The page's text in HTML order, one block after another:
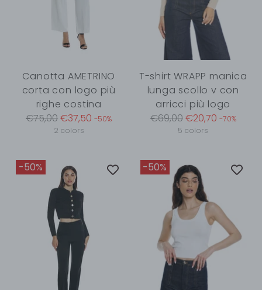
Canotta AMETRINO
corta con logo più
righe costina
Regular
€75,00€37,50 -50%
2 colors
T-shirt WRAPP manica
lunga scollo v con
arricci più logo
Regular
€69,00€20,70 -70%
5 colors
-50% -50%